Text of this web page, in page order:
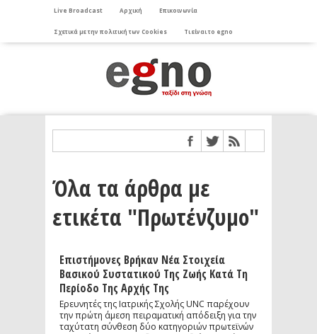
Live Broadcast Αρχική Επικοινωνία
Σχετικά με την πολιτική των Cookies Τι είναι το egno
Όλα τα άρθρα με
ετικέτα "Πρωτένζυμο"
Επιστήμονες Βρήκαν Νέα Στοιχεία
Βασικού Συστατικού Της Ζωής Κατά Τη
Περίοδο Της Αρχής Της
Ερευνητές της Ιατρικής Σχολής UNC παρέχουν
την πρώτη άμεση πειραματική απόδειξη για την
ταχύτατη σύνθεση δύο κατηγοριών πρωτεϊνών